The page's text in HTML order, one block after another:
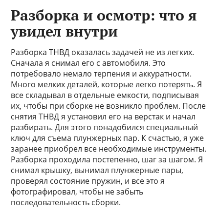
Разборка и осмотр: что я
увидел внутри
Разборка ТНВД оказалась задачей не из легких.
Сначала я снимал его с автомобиля. Это
потребовало немало терпения и аккуратности.
Много мелких деталей, которые легко потерять. Я
все складывал в отдельные емкости, подписывая
их, чтобы при сборке не возникло проблем. После
снятия ТНВД я установил его на верстак и начал
разбирать. Для этого понадобился специальный
ключ для съема плунжерных пар. К счастью, я уже
заранее приобрел все необходимые инструменты.
Разборка проходила постепенно, шаг за шагом. Я
снимал крышку, вынимал плунжерные пары,
проверял состояние пружин, и все это я
фотографировал, чтобы не забыть
последовательность сборки.